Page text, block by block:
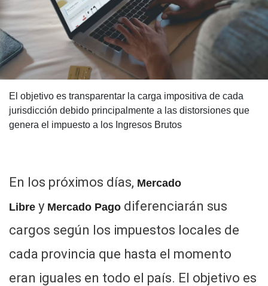
El objetivo es transparentar la carga impositiva de cada
jurisdicción debido principalmente a las distorsiones que
genera el impuesto a los Ingresos Brutos
En los próximos días, Mercado
Libre y Mercado Pago diferenciarán sus
cargos según los impuestos locales de
cada provincia que hasta el momento
eran iguales en todo el país. El objetivo es